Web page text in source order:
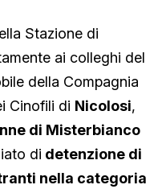
Stazione di
ai colleghi del
della Compagnia
Cinofili di Nicolosi,
di Misterbianco
di detenzione di
nella categoria